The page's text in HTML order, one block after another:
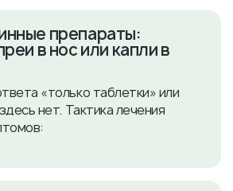
препараты:
в нос или капли в
«только таблетки» или
нет. Тактика лечения